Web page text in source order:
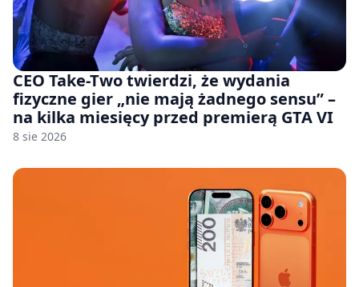
CEO Take-Two twierdzi, że wydania
fizyczne gier „nie mają żadnego sensu” –
na kilka miesięcy przed premierą GTA VI
8 sie 2026